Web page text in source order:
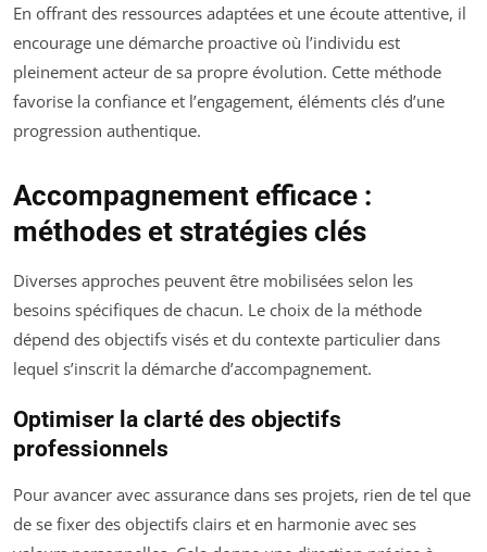
En offrant des ressources adaptées et une écoute attentive, il
encourage une démarche proactive où l’individu est
pleinement acteur de sa propre évolution. Cette méthode
favorise la confiance et l’engagement, éléments clés d’une
progression authentique.
Accompagnement efficace :
méthodes et stratégies clés
Diverses approches peuvent être mobilisées selon les
besoins spécifiques de chacun. Le choix de la méthode
dépend des objectifs visés et du contexte particulier dans
lequel s’inscrit la démarche d’accompagnement.
Optimiser la clarté des objectifs
professionnels
Pour avancer avec assurance dans ses projets, rien de tel que
de se fixer des objectifs clairs et en harmonie avec ses